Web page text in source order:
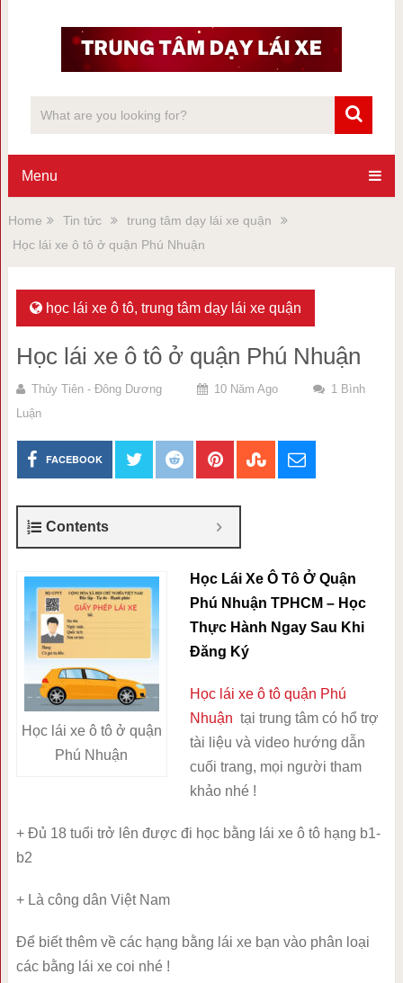
Menu
Home Tin tức
trung tâm dạy lái xe quận
Học lái xe ô tô ở quận Phú Nhuận
học lái xe ô tô, trung tâm dạy lái xe quận
Học lái xe ô tô ở quận Phú Nhuận
Thủy Tiên - Đông Dương 10 Năm Ago
1 Bình
Luận
FACEBOOK
Contents
Học lái xe ô tô ở quận
Phú Nhuận
Học Lái Xe Ô Tô Ở Quận
Phú Nhuận TPHCM – Học
Thực Hành Ngay Sau Khi
Đăng Ký
Học lái xe ô tô quận Phú
Nhuận tại trung tâm có hổ trợ
tài liệu và video hướng dẫn
cuối trang, mọi người tham
khảo nhé !
+ Đủ 18 tuổi trở lên được đi học bằng lái xe ô tô hạng b1-
b2
+ Là công dân Việt Nam
Để biết thêm về các hạng bằng lái xe bạn vào phân loại
các bằng lái xe coi nhé !